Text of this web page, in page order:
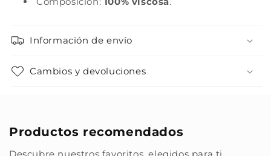
Información de envío
Cambios y devoluciones
Productos recomendados